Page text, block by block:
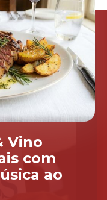
Vino
com
ao